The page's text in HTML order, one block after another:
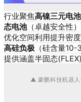
行业聚焦高镍三元电池
态电池 （卓越安全性
优化空间利用提升密
高硅负极 （硅含量
提供涵盖半固态
▲ 豪鹏科技机器